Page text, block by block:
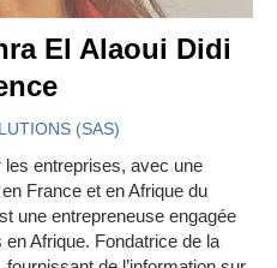
El Alaoui Didi
(SAS)
entreprises, avec une
France et en Afrique du
une entrepreneuse engagée
Afrique. Fondatrice de la